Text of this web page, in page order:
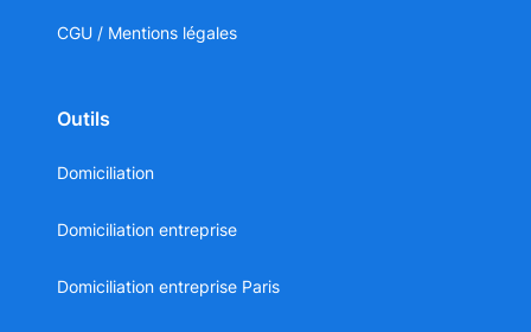
CGU / Mentions légales
Outils
Domiciliation
Domiciliation entreprise
Domiciliation entreprise Paris